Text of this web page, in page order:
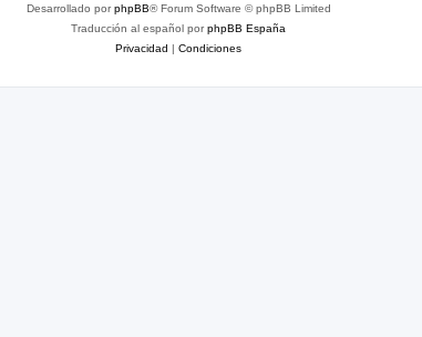
Desarrollado porphpBB® Forum Software © phpBB Limited
Traducción al español porphpBB España
Privacidad | Condiciones